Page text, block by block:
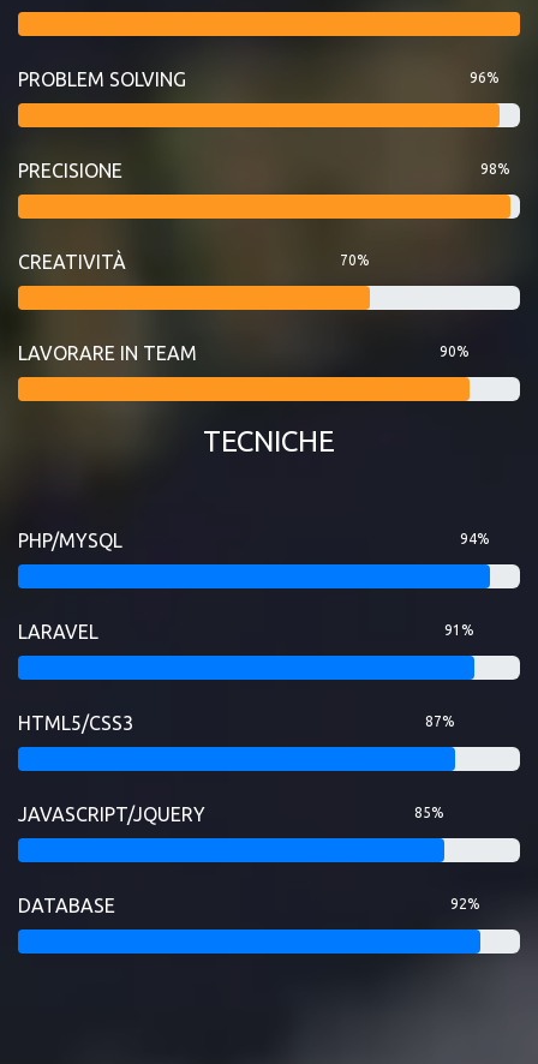
PROBLEM SOLVING 96%
PRECISIONE 98%
CREATIVITÀ 70%
LAVORARE IN TEAM 90%
TECNICHE
PHP/MYSQL 94%
LARAVEL 91%
HTML5/CSS3 87%
JAVASCRIPT/JQUERY 85%
DATABASE 92%